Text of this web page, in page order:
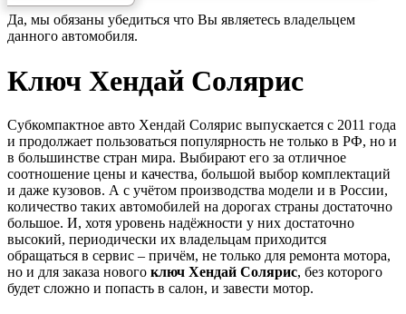
Да, мы обязаны убедиться что Вы являетесь владельцем
данного автомобиля.
Ключ Хендай Солярис
Субкомпактное авто Хендай Солярис выпускается с 2011 года
и продолжает пользоваться популярность не только в РФ, но и
в большинстве стран мира. Выбирают его за отличное
соотношение цены и качества, большой выбор комплектаций
и даже кузовов. А с учётом производства модели и в России,
количество таких автомобилей на дорогах страны достаточно
большое. И, хотя уровень надёжности у них достаточно
высокий, периодически их владельцам приходится
обращаться в сервис – причём, не только для ремонта мотора,
но и для заказа нового ключ Хендай Солярис, без которого
будет сложно и попасть в салон, и завести мотор.